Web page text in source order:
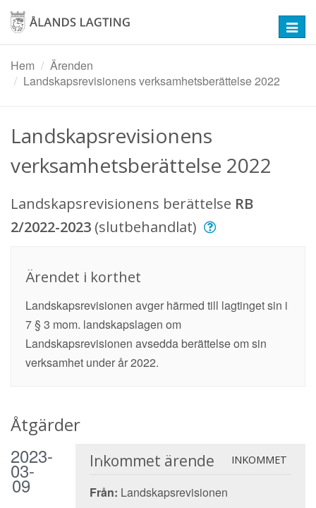
Hoppa
huvudinnehåll
Hem
Ärenden
Landskapsrevisionens verksamhetsberättelse 2022
Landskapsrevisionens
verksamhetsberättelse 2022
Landskapsrevisionens berättelse RB
2/2022-2023 (slutbehandlat)
Ärendet i korthet
Landskapsrevisionen avger härmed till lagtinget sin i
7 § 3 mom. landskapslagen om
Landskapsrevisionen avsedda berättelse om sin
verksamhet under år 2022.
Åtgärder
2023-
03-
09
Inkommet ärende INKOMMET
Från: Landskapsrevisionen